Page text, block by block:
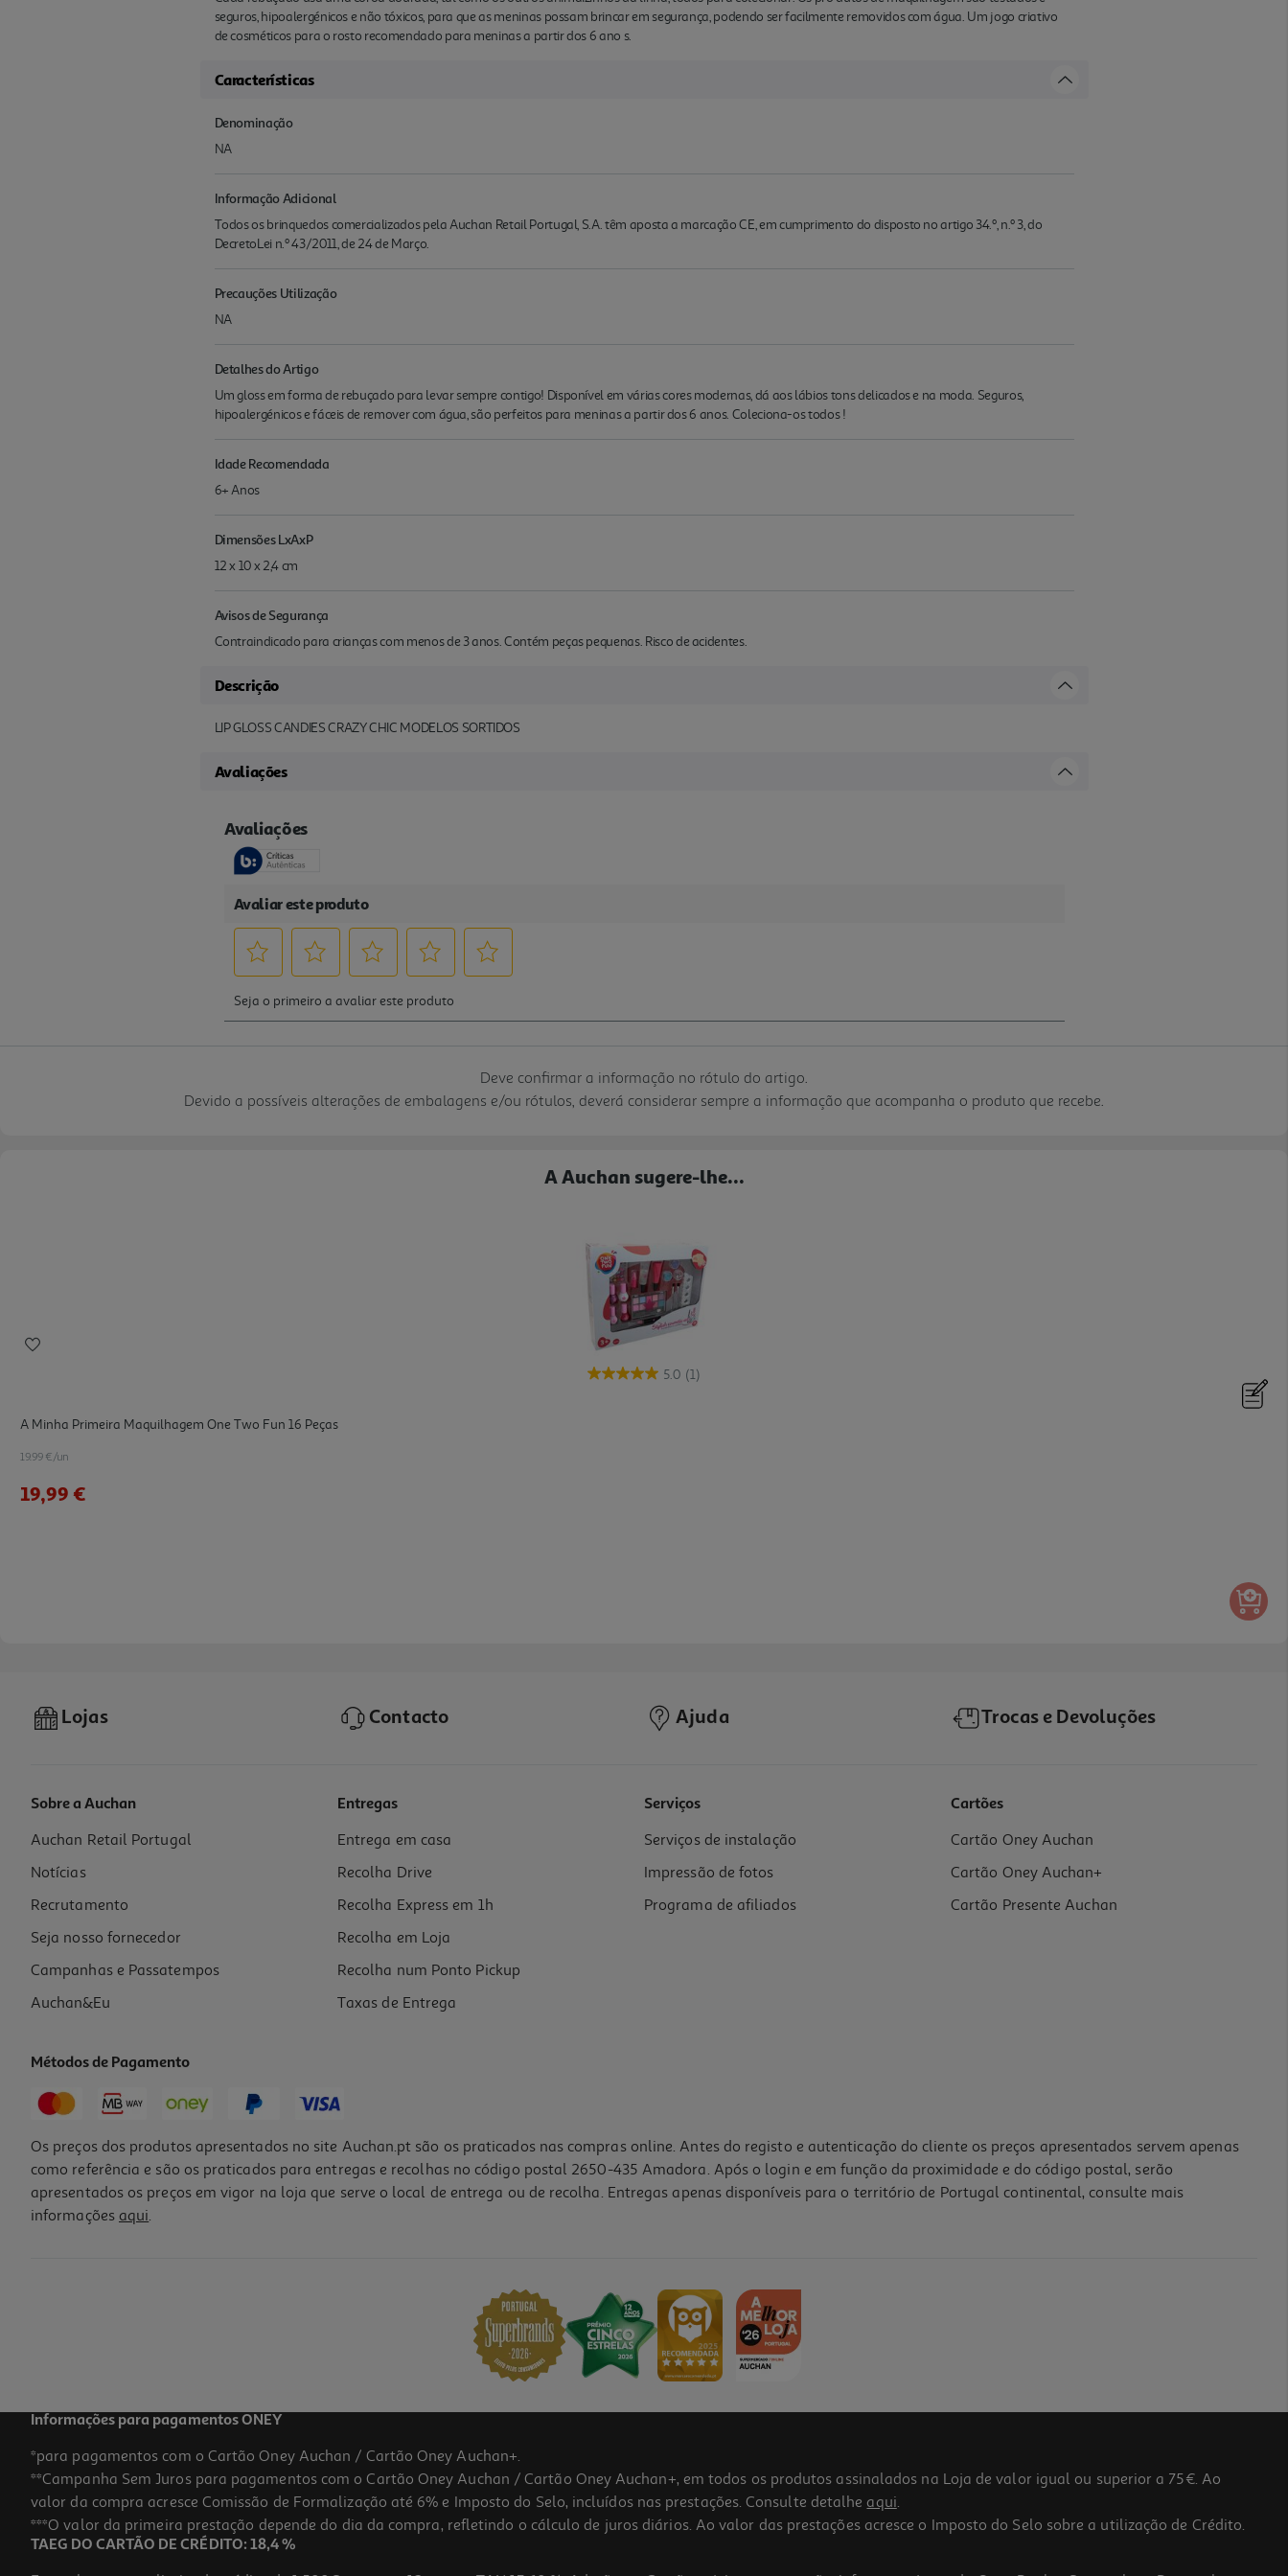
seguros, hipoalergénicos e não tóxicos, para que as meninas possam brincar em segurança, podendo ser facilmente removidos com água. Um jogo criativo
de cosméticos para o rosto recomendado para meninas a partir dos 6 ano s.
Características
Denominação
NA
Informação Adicional
Todos os brinquedos comercializados pela Auchan Retail Portugal, S.A. têm aposta a marcação CE, em cumprimento do disposto no artigo 34.º, n.º 3, do
DecretoLei n.º 43/2011, de 24 de Março.
Precauções Utilização
NA
Detalhes do Artigo
Um gloss em forma de rebuçado para levar sempre contigo! Disponível em várias cores modernas, dá aos lábios tons delicados e na moda. Seguros,
hipoalergénicos e fáceis de remover com água, são perfeitos para meninas a partir dos 6 anos. Coleciona-os todos !
Idade Recomendada
6+ Anos
Dimensões LxAxP
12 x 10 x 2,4 cm
Avisos de Segurança
Contraindicado para crianças com menos de 3 anos. Contém peças pequenas. Risco de acidentes.
Descrição
LIP GLOSS CANDIES CRAZY CHIC MODELOS SORTIDOS
Avaliações
Deve confirmar a informação no rótulo do artigo.
Devido a possíveis alterações de embalagens e/ou rótulos, deverá considerar sempre a informação que acompanha o produto que recebe.
A Auchan sugere-lhe...
5.0 (1)
A Minha Primeira Maquilhagem One Two Fun 16 Peças
19.99 €/un
19,99 €
Lip Gloss Shine Star Crazy Chic Modelos Sortidos
4.99 €/un
4,99 €
Lojas Contacto Ajuda Trocas e Devoluções
Sobre a Auchan
Auchan Retail Portugal
Notícias
Recrutamento
Seja nosso fornecedor
Campanhas e Passatempos
Auchan&Eu
Entregas
Entrega em casa
Recolha Drive
Recolha Express em 1h
Recolha em Loja
Recolha num Ponto Pickup
Taxas de Entrega
Serviços
Serviços de instalação
Impressão de fotos
Programa de afiliados
Cartões
Cartão Oney Auchan
Cartão Oney Auchan+
Cartão Presente Auchan
Métodos de Pagamento
Os preços dos produtos apresentados no site Auchan.pt são os praticados nas compras online. Antes do registo e autenticação do cliente os preços apresentados servem apenas
como referência e são os praticados para entregas e recolhas no código postal 2650-435 Amadora. Após o login e em função da proximidade e do código postal, serão
apresentados os preços em vigor na loja que serve o local de entrega ou de recolha. Entregas apenas disponíveis para o território de Portugal continental, consulte mais
informações aqui.
Informações para pagamentos ONEY
*para pagamentos com o Cartão Oney Auchan / Cartão Oney Auchan+.
**Campanha Sem Juros para pagamentos com o Cartão Oney Auchan / Cartão Oney Auchan+, em todos os produtos assinalados na Loja de valor igual ou superior a 75€. Ao
valor da compra acresce Comissão de Formalização até 6% e Imposto do Selo, incluídos nas prestações. Consulte detalhe aqui.
***O valor da primeira prestação depende do dia da compra, refletindo o cálculo de juros diários. Ao valor das prestações acresce o Imposto do Selo sobre a utilização de Crédito.
TAEG DO CARTÃO DE CRÉDITO: 18,4 %